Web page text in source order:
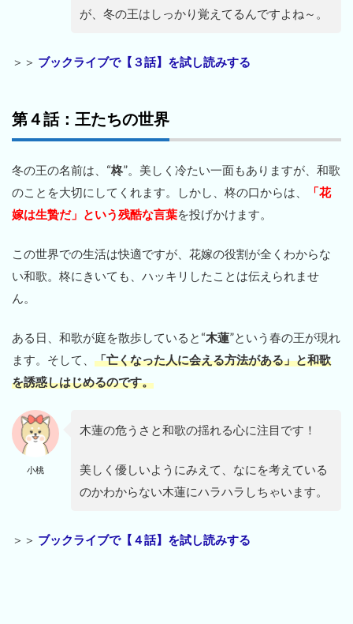
が、冬の王はしっかり覚えてるんですよね～。
＞＞ ブックライブで【３話】を試し読みする
第４話：王たちの世界
冬の王の名前は、“柊”。美しく冷たい一面もありますが、和歌
のことを大切にしてくれます。しかし、柊の口からは、
「花
嫁は生贄だ」という残酷な言葉を投げかけます。
この世界での生活は快適ですが、花嫁の役割が全くわからな
い和歌。柊にきいても、ハッキリしたことは伝えられませ
ん。
ある日、和歌が庭を散歩していると“木蓮”という春の王が現れ
ます。そして、 「亡くなった人に会える方法がある」と和歌
を誘惑しはじめるのです。
小桃
木蓮の危うさと和歌の揺れる心に注目です！
美しく優しいようにみえて、なにを考えている
のかわからない木蓮にハラハラしちゃいます。
＞＞ ブックライブで【４話】を試し読みする